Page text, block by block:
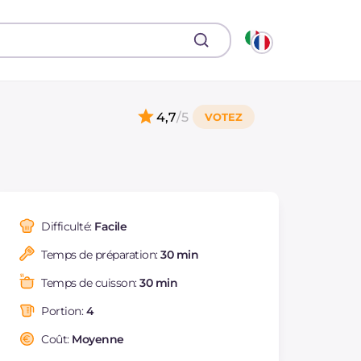
4,7/5
Difficulté: Facile
Temps de préparation:30 min
Temps de cuisson:30 min
Portion:4
Coût: Moyenne